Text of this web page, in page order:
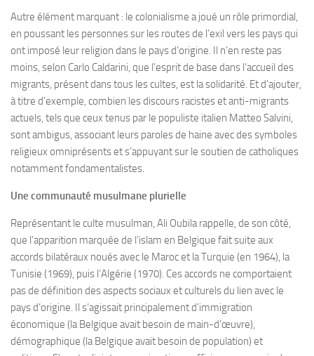
Autre élément marquant : le colonialisme a joué un rôle primordial,
en poussant les personnes sur les routes de l’exil vers les pays qui
ont imposé leur religion dans le pays d’origine. Il n’en reste pas
moins, selon Carlo Caldarini, que l’esprit de base dans l’accueil des
migrants, présent dans tous les cultes, est la solidarité. Et d’ajouter,
à titre d’exemple, combien les discours racistes et anti-migrants
actuels, tels que ceux tenus par le populiste italien Matteo Salvini,
sont ambigus, associant leurs paroles de haine avec des symboles
religieux omniprésents et s’appuyant sur le soutien de catholiques
notamment fondamentalistes.
Une communauté musulmane plurielle
Représentant le culte musulman, Ali Oubila rappelle, de son côté,
que l’apparition marquée de l’islam en Belgique fait suite aux
accords bilatéraux noués avec le Maroc et la Turquie (en 1964), la
Tunisie (1969), puis l’Algérie (1970). Ces accords ne comportaient
pas de définition des aspects sociaux et culturels du lien avec le
pays d’origine. Il s’agissait principalement d’immigration
économique (la Belgique avait besoin de main-d’œuvre),
démographique (la Belgique avait besoin de population) et